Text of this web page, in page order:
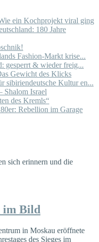
ein Kochprojekt viral ging
180 Jahre
Fashion-Markt krise...
gesperrt & wieder freig...
Gewicht des Klicks
sibiriendeutsche Kultur en...
Shalom Israel
des Kremls“
Rebellion im Garage
im Bild
in Moskau eröffnete
des Sieges im